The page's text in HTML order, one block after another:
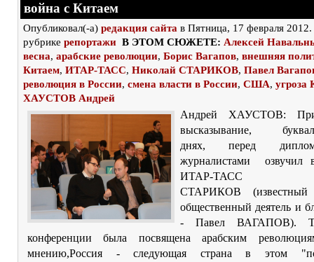
война с Китаем
Опубликовал(-а) редакция сайта в Пятница, 17 февраля
рубрике репортажи В ЭТОМ СЮЖЕТЕ: Алексей
весна, арабские революции, Борис Вагапов, внешняя
Китаем, ИТАР-ТАСС, Николай СТАРИКОВ, Павел
революция в России, смена власти в России, США, угроза
ХАУСТОВ Андрей
Андрей ХАУСТОВ:
высказывание,
днях, перед
журналистами озвучил
ИТАР-ТАСС
СТАРИКОВ (известный
общественный деятель и
- Павел ВАГАПОВ).
конференции была посвящена арабским
мнению,Россия - следующая страна в этом